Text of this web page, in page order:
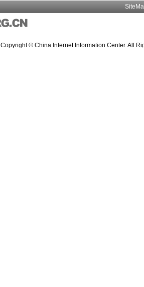
Copyright © China Internet Information Center. All